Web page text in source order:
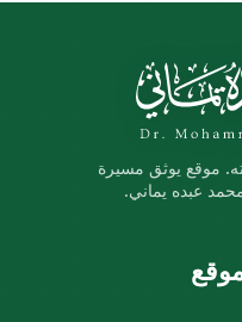
موقع يوثق مسيرة
عبده يماني.